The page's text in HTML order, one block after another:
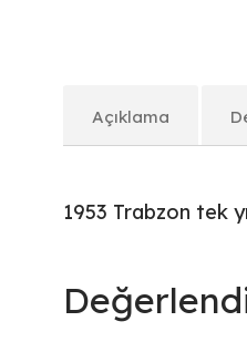
Açıklama
1953 Trabzon tek